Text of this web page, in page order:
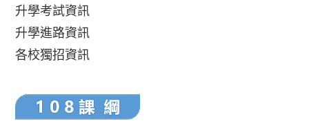
升學考試資訊
升學進路資訊
各校獨招資訊